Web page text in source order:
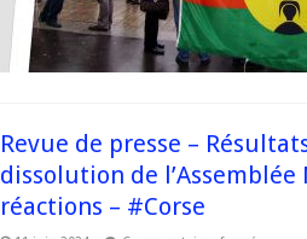
La
CCAT
rend
aux
–
#Corse
Revue de presse –
dissolution de
réactions – #Corse